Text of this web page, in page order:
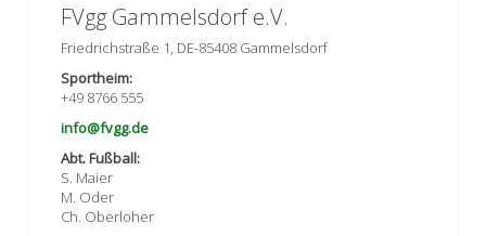
FVgg Gammelsdorf e.V.
Friedrichstraße 1, DE-85408 Gammelsdorf
Sportheim:
+49 8766 555
info@fvgg.de
Abt. Fußball:
S. Maier
M. Oder
Ch. Oberloher